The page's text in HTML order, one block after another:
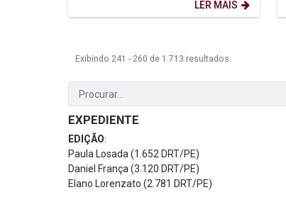
LER MAIS
Exibindo 241 - 260 de 1.713 resultados.
EXPEDIENTE
EDIÇÃO:
Paula Losada (1.652 DRT/PE)
Daniel França (3.120 DRT/PE)
Elano Lorenzato (2.781 DRT/PE)